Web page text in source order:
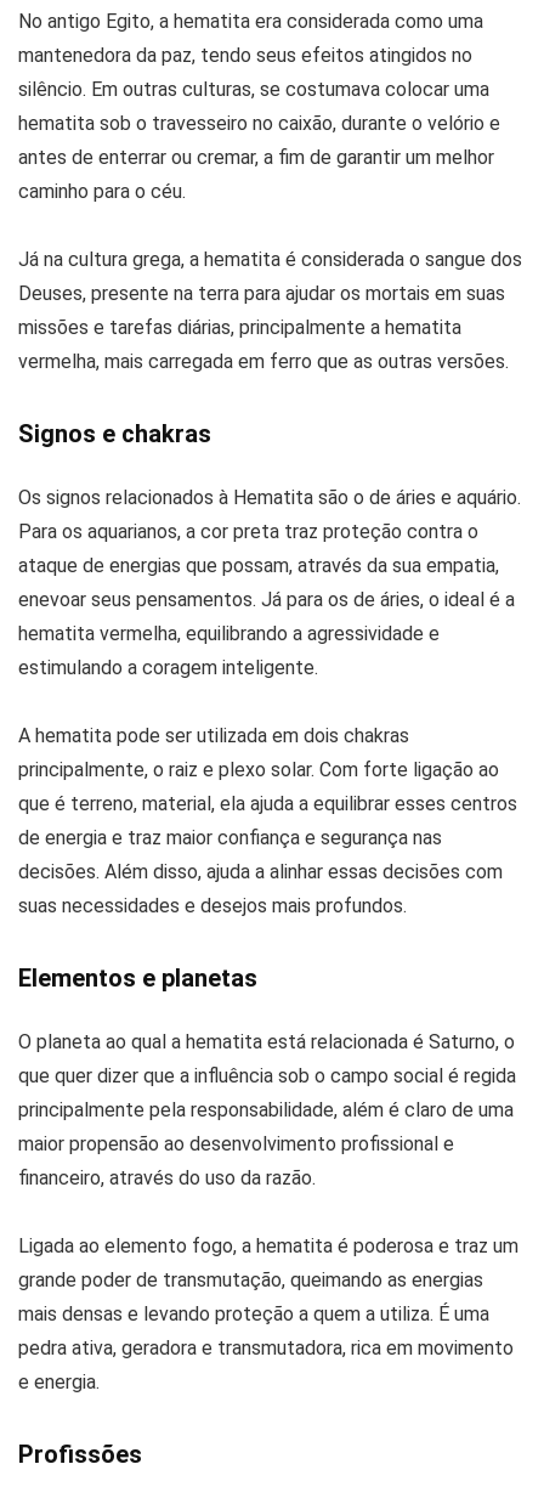
No antigo Egito, a hematita era considerada como uma
mantenedora da paz, tendo seus efeitos atingidos no
silêncio. Em outras culturas, se costumava colocar uma
hematita sob o travesseiro no caixão, durante o velório e
antes de enterrar ou cremar, a fim de garantir um melhor
caminho para o céu.
Já na cultura grega, a hematita é considerada o sangue dos
Deuses, presente na terra para ajudar os mortais em suas
missões e tarefas diárias, principalmente a hematita
vermelha, mais carregada em ferro que as outras versões.
Signos e chakras
Os signos relacionados à Hematita são o de áries e aquário.
Para os aquarianos, a cor preta traz proteção contra o
ataque de energias que possam, através da sua empatia,
enevoar seus pensamentos. Já para os de áries, o ideal é a
hematita vermelha, equilibrando a agressividade e
estimulando a coragem inteligente.
A hematita pode ser utilizada em dois chakras
principalmente, o raiz e plexo solar. Com forte ligação ao
que é terreno, material, ela ajuda a equilibrar esses centros
de energia e traz maior confiança e segurança nas
decisões. Além disso, ajuda a alinhar essas decisões com
suas necessidades e desejos mais profundos.
Elementos e planetas
O planeta ao qual a hematita está relacionada é Saturno, o
que quer dizer que a influência sob o campo social é regida
principalmente pela responsabilidade, além é claro de uma
maior propensão ao desenvolvimento profissional e
financeiro, através do uso da razão.
Ligada ao elemento fogo, a hematita é poderosa e traz um
grande poder de transmutação, queimando as energias
mais densas e levando proteção a quem a utiliza. É uma
pedra ativa, geradora e transmutadora, rica em movimento
e energia.
Profissões